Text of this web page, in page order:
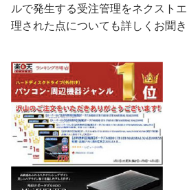
ルで発生する受注管理をネクスト
理された点についても詳しくお聞